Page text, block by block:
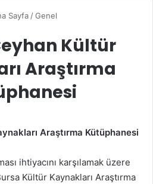
Sayfa/Genel
Kültür
Araştırma
Araştırma Kütüphanesi
ihtiyacını karşılamak üzere
Kültür Kaynakları Araştırma